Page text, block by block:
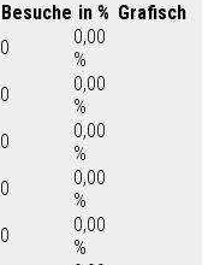
Besuche in % Grafisch
0
0,00
%
0
0,00
%
0
0,00
%
0
0,00
%
0
0,00
%